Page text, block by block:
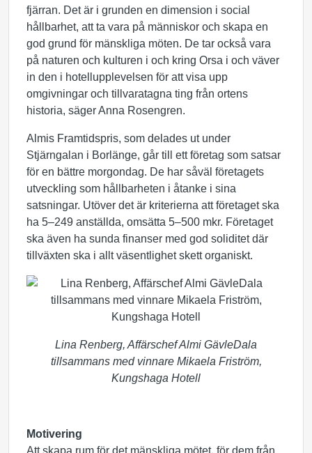
fjärran. Det är i grunden en dimension i social
hållbarhet, att ta vara på människor och skapa en
god grund för mänskliga möten. De tar också vara
på naturen och kulturen i och kring Orsa i och väver
in den i hotellupplevelsen för att visa upp
omgivningar och tillvaratagna ting från ortens
historia, säger Anna Rosengren.
Almis Framtidspris, som delades ut under
Stjärngalan i Borlänge, går till ett företag som satsar
för en bättre morgondag. De har såväl företagets
utveckling som hållbarheten i åtanke i sina
satsningar. Utöver det är kriterierna att företaget ska
ha 5–249 anställda, omsätta 5–500 mkr. Företaget
ska även ha sunda finanser med god soliditet där
tillväxten ska i allt väsentlighet skett organiskt.
Lina Renberg, Affärschef Almi GävleDala
tillsammans med vinnare Mikaela Friström,
Kungshaga Hotell
Motivering
Att skapa rum för det mänskliga mötet, för dem från